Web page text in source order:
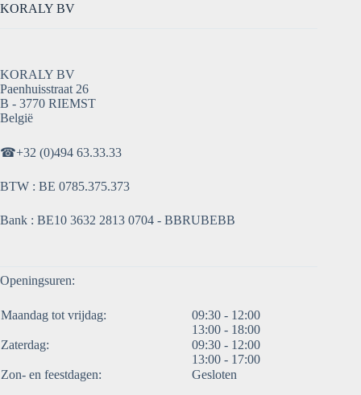
KORALY BV
KORALY BV
Paenhuisstraat 26
B - 3770 RIEMST
België
☎+32 (0)494 63.33.33
BTW : BE 0785.375.373
Bank : BE10 3632 2813 0704 - BBRUBEBB
Openingsuren:
Maandag tot vrijdag:
09:30 - 12:00
13:00 - 18:00
Zaterdag:
09:30 - 12:00
13:00 - 17:00
Zon- en feestdagen:
Gesloten